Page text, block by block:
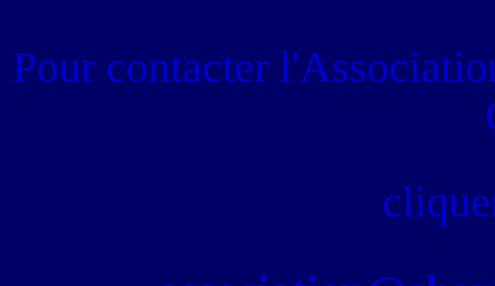
Pour contacter